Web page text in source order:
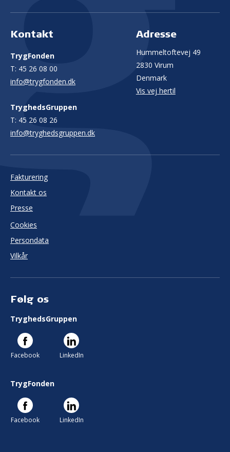
Kontakt
TrygFonden
T: 45 26 08 00
info@trygfonden.dk
TryghedsGruppen
T: 45 26 08 26
info@tryghedsgruppen.dk
Adresse
Hummeltoftevej 49
2830 Virum
Denmark
Vis vej hertil
Fakturering
Kontakt os
Presse
Cookies
Persondata
Vilkår
Følg os
TryghedsGruppen
Facebook LinkedIn
TrygFonden
Facebook LinkedIn